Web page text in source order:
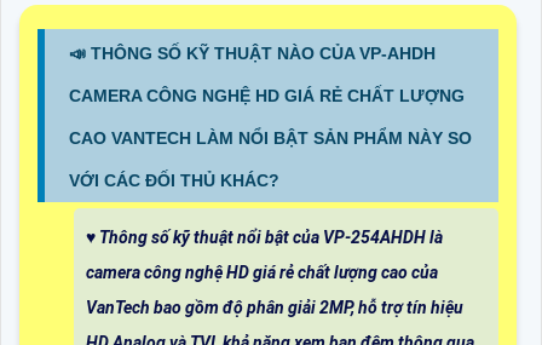
📣 THÔNG SỐ KỸ THUẬT NÀO CỦA VP-AHDH
CAMERA CÔNG NGHỆ HD GIÁ RẺ CHẤT LƯỢNG
CAO VANTECH LÀM NỔI BẬT SẢN PHẨM NÀY SO
VỚI CÁC ĐỐI THỦ KHÁC?
♥️ Thông số kỹ thuật nổi bật của VP-254AHDH là
camera công nghệ HD giá rẻ chất lượng cao của
VanTech bao gồm độ phân giải 2MP, hỗ trợ tín hiệu